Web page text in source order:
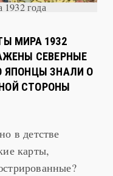
года
МИРА 1932
СЕВЕРНЫЕ
ЯПОНЦЫ ЗНАЛИ О
СТОРОНЫ
в детстве
карты,